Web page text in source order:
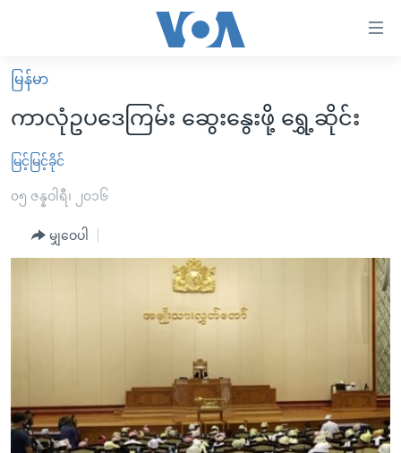
လွယ်ကူ
စေ
Link
များ
အကြောင်းအရာ
အ
ညွန်း
မူလစာမျက်နှာ
မြန်မာ
ကမ္ဘာ့သတင်းများ
နိုင်ငံတကာ
တရုတ်
ဗွီဒီယို
ရပ်ဝန်းတခု လမ်းတခု အလွန်
ရုပ်ရှင်ထဲက အင်္ဂလိပ်စာ
သုတပဒေသာ အင်္ဂလိပ်စာ
ရေဒီယို/တီဗွီအစီအစဉ်
Learning English
မြန်မာ
ကာလုံဥပဒေကြမ်း ဆွေးနွေးဖို့ ရွှေ့ဆိုင်း
မြင့်မြင့်ခိုင်
၀၅ ဇန္နဝါရီ၊ ၂၀၁၆
မျှဝေပါ